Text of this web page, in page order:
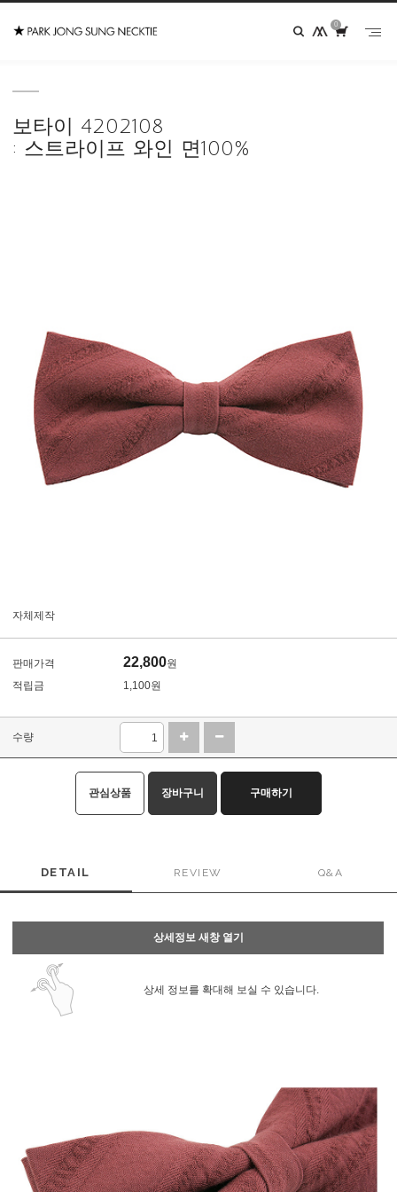
0
보타이 4202108
: 스트라이프 와인 면100%
자체제작
판매가격 22,800원
적립금
1,100원
수량
관심상품 장바구니 구매하기
DETAIL REVIEW Q&A
상세정보 새창 열기
상세 정보를 확대해 보실 수 있습니다.